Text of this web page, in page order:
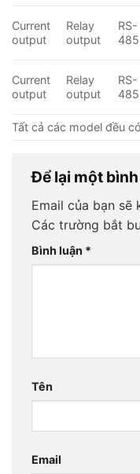
Current
output
Relay
output
RS-
485
Current
output
Relay
output
RS-
485
Tất cả các model đều
Để lại một
Email của bạn sẽ
Các trường bắt
Bình luận *
Tên
Email